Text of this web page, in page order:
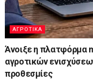
ΑΓΡΟΤΙΚΆ
Άνοιξε η πλατφόρμα
αγροτικών
προθεσμίες